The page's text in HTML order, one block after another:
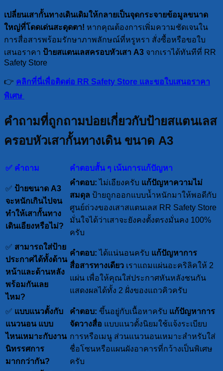
เปลี่ยนเสากั้นทางเดินเดิมให้กลายเป็นจุดกระจายข้อมูลขนาด
ใหญ่ที่โดดเด่นสะดุดตา! หากคุณต้องการเพิ่มความชัดเจนใน
การสื่อสารพร้อมรักษาภาพลักษณ์ที่หรูหรา สั่งซื้อหรือขอใบ
เสนอราคา ป้ายสแตนเลสครอบหัวเสา A3 จากเราได้ทันทีที่ RR
Safety Store
👉 คลิกที่นี่เพื่อติดต่อ RR Safety Store และขอใบเสนอราคา
พิเศษ
คำถามที่ถูกถามบ่อยเกี่ยวกับป้ายสแตนเลส
ครอบหัวเสากั้นทางเดิน ขนาด A3
✅ คำถาม คำตอบสั้น ๆ เน้นการแก้ปัญหา
✅ ป้ายขนาด A3
จะหนักเกินไปจน
ทำให้เสากั้นทาง
เดินเอียงหรือไม่?
คำตอบ: ไม่เอียงครับ แก้ปัญหาความไม่
สมดุล ป้ายถูกออกแบบน้ำหนักมาให้พอดีกับ
ศูนย์ถ่วงของเสาสแตนเลส RR Safety Store
มั่นใจได้ว่าเสาจะยังคงตั้งตรงมั่นคง 100%
ครับ
✅ สามารถใส่ป้าย
ประกาศได้ทั้งด้าน
หน้าและด้านหลัง
พร้อมกันเลย
ไหม?
คำตอบ: ได้แน่นอนครับ แก้ปัญหาการ
สื่อสารทางเดียว เราแถมแผ่นอะคริลิคให้ 2
แผ่น เพื่อให้คุณใส่ประกาศหันหลังชนกัน
แสดงผลได้ทั้ง 2 ฝั่งของแถวคิวครับ
✅ แบบแนวตั้งกับ
แนวนอน แบบ
ไหนเหมาะกับงาน
นิทรรศการ
มากกว่ากัน?
คำตอบ: ขึ้นอยู่กับเนื้อหาครับ แก้ปัญหาการ
จัดวางสื่อ แบบแนวตั้งนิยมใช้แจ้งระเบียบ
การหรือเมนู ส่วนแนวนอนเหมาะสำหรับใส่
ชื่อโซนหรือแผนผังอาคารที่กว้างเป็นพิเศษ
ครับ